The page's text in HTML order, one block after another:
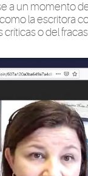
a un momento
la escritora
críticas o del